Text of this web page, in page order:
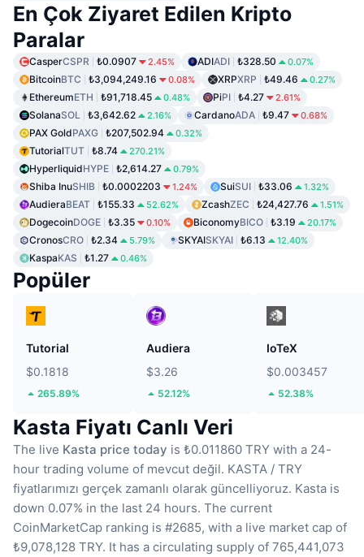
En Çok Ziyaret Edilen Kripto
Paralar
CasperCSPR ₺0.0907 2.45% ADIADI ₺328.50 0.07%
BitcoinBTC ₺3,094,249.16 0.08% XRPXRP ₺49.46 0.27%
EthereumETH ₺91,718.45 0.48% PiPI ₺4.27 2.61%
SolanaSOL ₺3,642.62 2.16% CardanoADA ₺9.47 0.68%
PAX GoldPAXG ₺207,502.94 0.32%
TutorialTUT ₺8.74 270.21%
HyperliquidHYPE ₺2,614.27 0.79%
Shiba InuSHIB ₺0.0002203 1.24% SuiSUI ₺33.06 1.32%
AudieraBEAT ₺155.33 52.62% ZcashZEC ₺24,427.76 1.51%
DogecoinDOGE ₺3.35 0.10% BiconomyBICO ₺3.19 20.17%
CronosCRO ₺2.34 5.79% SKYAISKYAI ₺6.13 12.40%
KaspaKAS ₺1.27 0.46%
Popüler
Tutorial
$0.1818
265.89%
Audiera
$3.26
52.12%
IoTeX
$0.003457
52.38%
Kasta Fiyatı Canlı Veri
The live Kasta price today is ₺0.011860 TRY with a 24-
hour trading volume of mevcut değil. KASTA / TRY
fiyatlarımızı gerçek zamanlı olarak güncelliyoruz. Kasta is
down 0.07% in the last 24 hours. The current
CoinMarketCap ranking is #2685, with a live market cap of
₺9,078,128 TRY. It has a circulating supply of 765,441,073